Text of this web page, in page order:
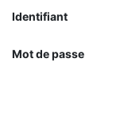
Identifiant
Mot de passe